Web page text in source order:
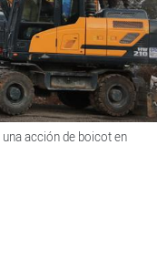
acción de boicot en